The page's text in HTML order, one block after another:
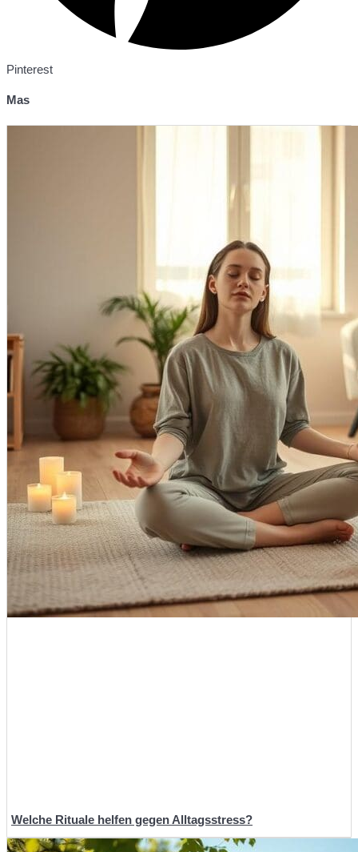
Pinterest
Mas
Welche Rituale helfen gegen Alltagsstress?